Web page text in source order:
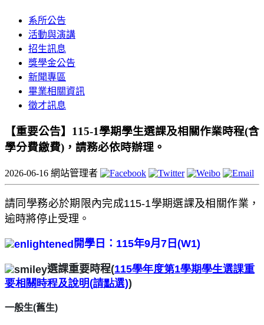
系所公告
活動與演講
招生訊息
獎學金公告
新聞專區
畢業相關資訊
徵才訊息
【重要公告】115-1學期學生選課及相關作業時程(含
學分費繳費)，請務必依時辦理。
2026-06-16 網站管理者
請同學務必於期限內完成115-1學期選課及相關作業，
逾時將停止受理。
開學日：115年9月7日(W1)
選課重要時程(115學年度第1學期學生選課重
要相關時程及說明(請點選))
一般生(舊生)